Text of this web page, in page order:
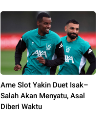
Arne Slot Yakin Duet Isak–
Salah Akan Menyatu, Asal
Diberi Waktu